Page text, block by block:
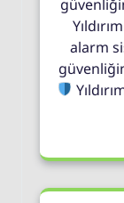
alarm